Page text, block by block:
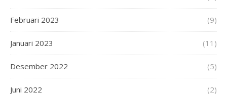
Februari 2023 (9)
Januari 2023 (11)
Desember 2022 (5)
Juni 2022 (2)